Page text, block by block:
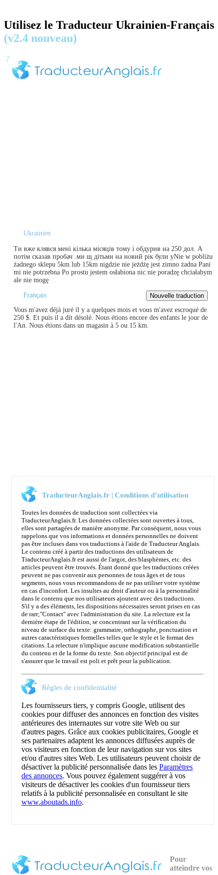
Utilisez le Traducteur Ukrainien-Français
(v2.4 nouveau)
?
Ukrainien
Ти вже клявся мені кілька місяців тому і обдурив на 250 дол. А
потім сказав пробач .ми щ дітьми на новий рік були уNie w pobliżu
żadnego sklepu 5km lub 15km nigdzie nie jeżdżę jest zimno żadna Pani
mi nie potrzebna Po prostu jestem osłabiona nic nie poradzę chciałabym
ale nie mogę
Français
Vous m'avez déjà juré il y a quelques mois et vous m'avez escroqué de
250 $. Et puis il a dit désolé. Nous étions encore des enfants le jour de
l'An. Nous étions dans un magasin à 5 ou 15 km.
TraducteurAnglais.fr | Conditions d’utilisation
Toutes les données de traduction sont collectées via
TraducteurAnglais.fr. Les données collectées sont ouvertes à tous,
elles sont partagées de manière anonyme. Par conséquent, nous vous
rappelons que vos informations et données personnelles ne doivent
pas être incluses dans vos traductions à l'aide de Traducteur Anglais.
Le contenu créé à partir des traductions des utilisateurs de
TraducteurAnglais.fr est aussi de l'argot, des blasphèmes, etc. des
articles peuvent être trouvés. Étant donné que les traductions créées
peuvent ne pas convenir aux personnes de tous âges et de tous
segments, nous vous recommandons de ne pas utiliser votre système
en cas d'inconfort. Les insultes au droit d'auteur ou à la personnalité
dans le contenu que nos utilisateurs ajoutent avec des traductions.
S'il y a des éléments, les dispositions nécessaires seront prises en cas
de rarr;"Contact" avec l'administration du site. La relecture est la
dernière étape de l'édition, se concentrant sur la vérification du
niveau de surface du texte: grammaire, orthographe, ponctuation et
autres caractéristiques formelles telles que le style et le format des
citations. La relecture n'implique aucune modification substantielle
du contenu et de la forme du texte. Son objectif principal est de
s'assurer que le travail est poli et prêt pour la publication.
Règles de confidentialité
Les fournisseurs tiers, y compris Google, utilisent des
cookies pour diffuser des annonces en fonction des visites
antérieures des internautes sur votre site Web ou sur
d'autres pages. Grâce aux cookies publicitaires, Google et
ses partenaires adaptent les annonces diffusées auprès de
vos visiteurs en fonction de leur navigation sur vos sites
et/ou d'autres sites Web. Les utilisateurs peuvent choisir de
désactiver la publicité personnalisée dans les Paramètres
des annonces. Vous pouvez également suggérer à vos
visiteurs de désactiver les cookies d'un fournisseur tiers
relatifs à la publicité personnalisée en consultant le site
www.aboutads.info.
Pour
atteindre vos